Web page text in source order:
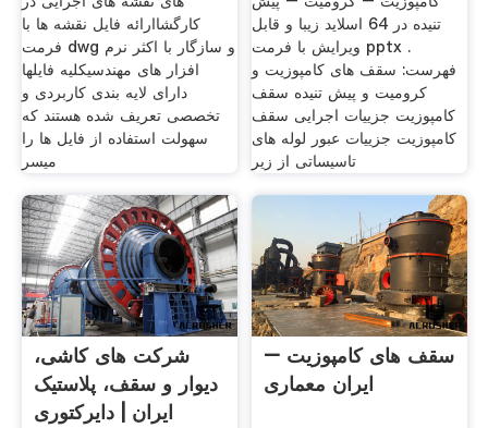
کارگشاارائه فایل نقشه ها با
فرمت dwg و سازگار با اکثر نرم
افزار های مهندسیکلیه فایلها
دارای لایه بندی کاربردی و
تخصصی تعریف شده هستند که
سهولت استفاده از فایل ها را
میسر
تنیده در 64 اسلاید زیبا و قابل
ویرایش با فرمت pptx .
فهرست: سقف های کامپوزیت و
کرومیت و پیش تنیده سقف
کامپوزیت جزییات اجرایی سقف
کامپوزیت جزییات عبور لوله های
تاسیساتی از زیر
شرکت های کاشی،
دیوار و سقف، پلاستیک
ایران | دایرکتوری
سقف های کامپوزیت –
ایران معماری